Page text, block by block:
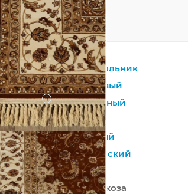
Прямоугольник
Коричневый
?
Натуральный
Вискоза
Восточный
Классический
Бельгия
100% Вискоза